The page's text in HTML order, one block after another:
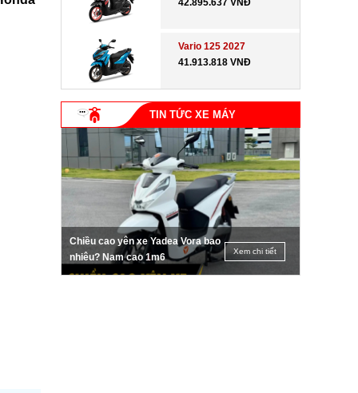
42.895.637 VNĐ
Vario 125 2027
41.913.818 VNĐ
TIN TỨC XE MÁY
Chiều cao yên xe Yadea Vora bao
nhiêu? Nam cao 1m6
Xem chi tiết